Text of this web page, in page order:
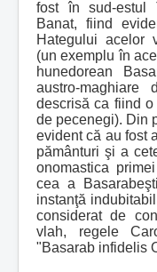
fost în sud-estul
Banat, fiind
Hategului acelor
(un exemplu în
hunedorean
austro-
descrisă ca fiind
de pecenegi). Din
evident că au fost
pământuri şi a
onomastica
cea a
instanţă
considerat de
vlah, regele
"Basarab infidelis